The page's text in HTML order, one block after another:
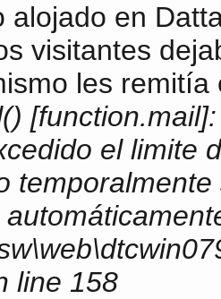
alojado en
visitantes
les remitía
el limite
line 158